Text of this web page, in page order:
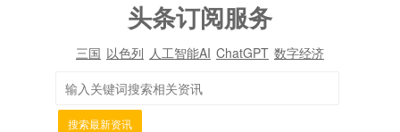
头条订阅服务
三国 以色列 人工智能AI ChatGPT 数字经济
搜索最新资讯